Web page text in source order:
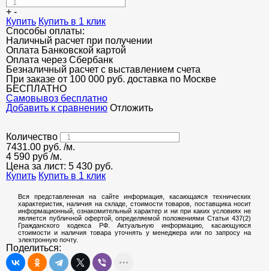
+ -
Купить Купить в 1 клик
Способы оплаты:
Наличный расчет при получении
Оплата Банковской картой
Оплата через Сбербанк
Безналичный расчет с выставлением счета
При заказе от 100 000 руб. доставка по Москве
БЕСПЛАТНО
Cамовывоз бесплатно
Добавить к сравнению Отложить
Количество
7431.00 руб. /м.
4 590 руб /м.
Цена за лист: 5 430 руб.
Купить Купить в 1 клик
Вся представленная на сайте информация, касающаяся технических
характеристик, наличия на складе, стоимости товаров, поставщика носит
информационный, ознакомительный характер и ни при каких условиях не
является публичной офертой, определяемой положениями Статьи 437(2)
Гражданского кодекса РФ. Актуальную информацию, касающуюся
стоимости и наличия товара уточнять у менеджера или по запросу на
электронную почту.
Поделиться: